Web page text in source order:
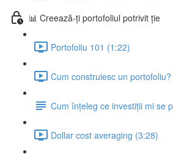
📊 Creează-ți portofoliul potrivit ție
Portofoliu 101 (1:22)
Cum construiesc un
Cum înțeleg ce investiții mi se
Dollar cost averaging (3:28)